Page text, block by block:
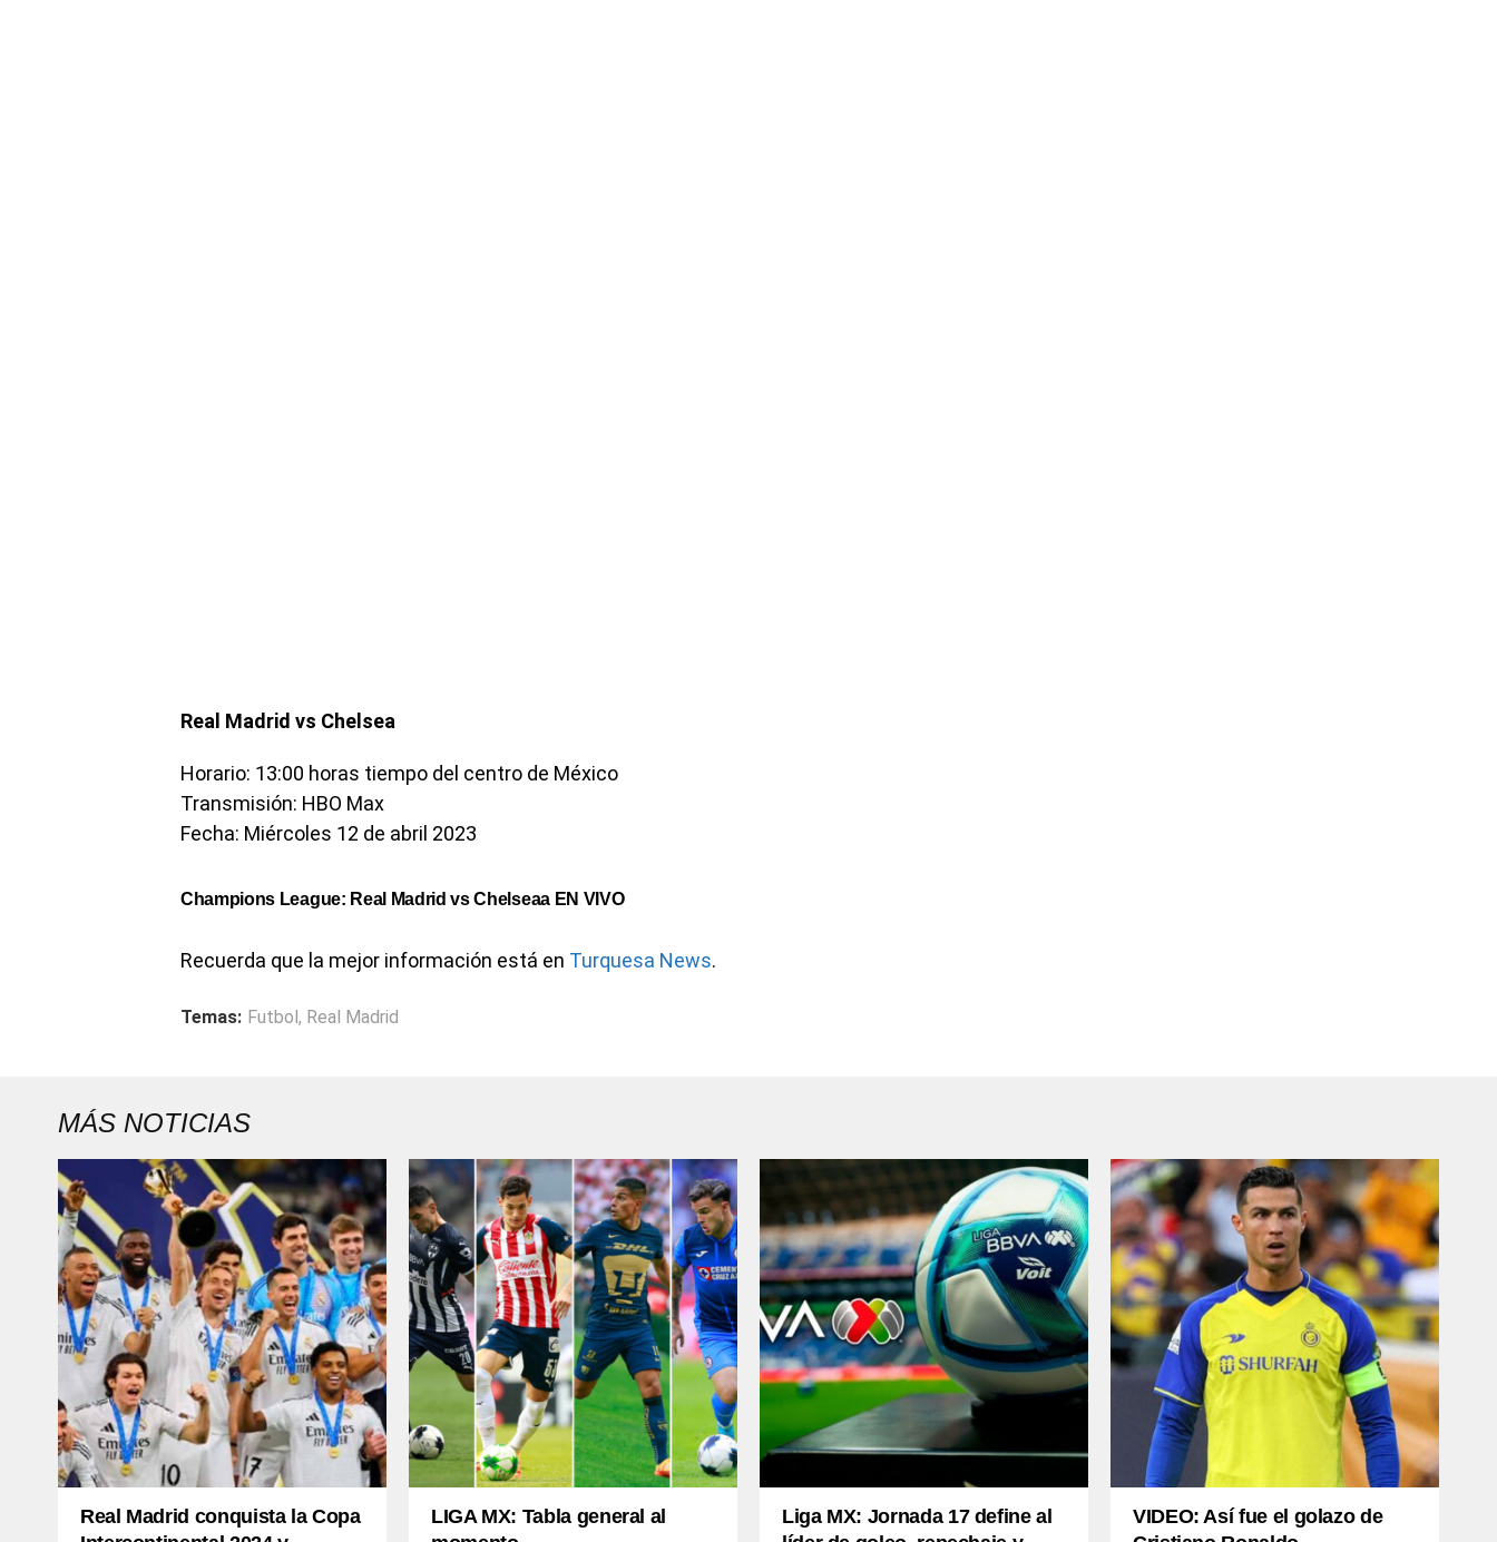
Real Madrid vs Chelsea
Horario: 13:00 horas tiempo del centro de México
Transmisión: HBO Max
Fecha: Miércoles 12 de abril 2023
Champions League: Real Madrid vs Chelseaa EN VIVO
Recuerda que la mejor información está en Turquesa News.
Temas: Futbol, Real Madrid
MÁS NOTICIAS
Real Madrid conquista la Copa
LIGA MX: Tabla general al
Liga MX: Jornada 17 define al
VIDEO: Así fue el golazo de